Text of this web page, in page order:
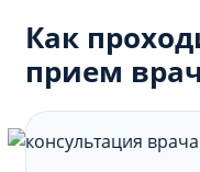
Как
прием